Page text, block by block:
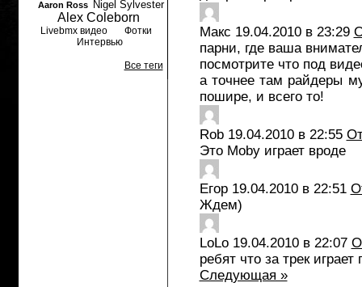
Макс 19.04.2010 в 23:29
парни, где ваша
посмотрите что под
а точнее там райдеры
пошире, и всего то!
Rob 19.04.2010 в 22:55
Это Moby играет вроде
Егор 19.04.2010 в 22:51
Ждем)
LoLo 19.04.2010 в 22:07
ребят что за трек играет
Следующая »
Aaron Ross Nigel Sylvester
Alex Coleborn
Livebmx видео
Фотки
Интервью
Все теги